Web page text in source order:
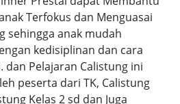
Terfokus dan Menguasai
sehingga anak mudah
kedisiplinan dan cara
dan Pelajaran Calistung ini
peserta dari TK, Calistung
Kelas 2 sd dan Juga